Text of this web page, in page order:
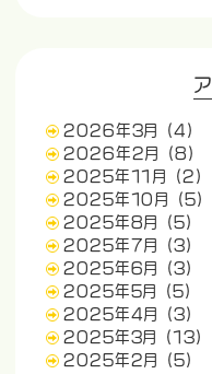
2026年3月
(4)
2026年2月
(8)
2025年11月
(2)
2025年10月
(5)
2025年8月
(5)
2025年7月
(3)
2025年6月
(3)
2025年5月
(5)
2025年4月
(3)
2025年3月
(13)
2025年2月
(5)